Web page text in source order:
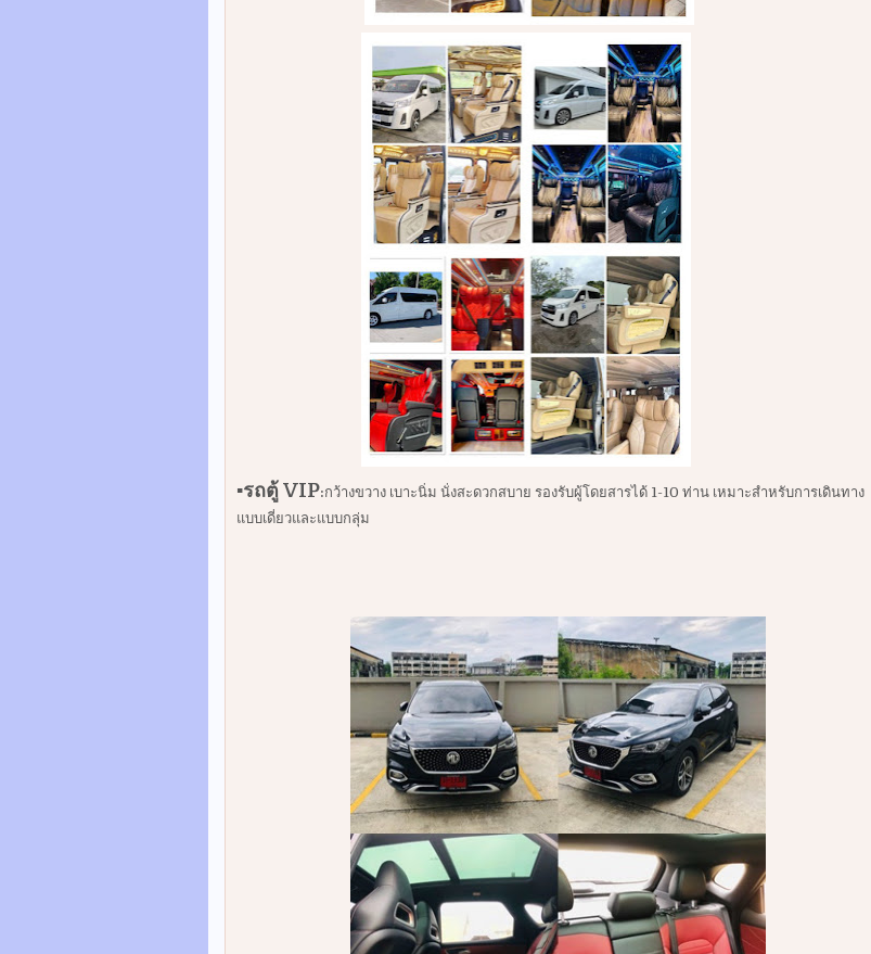
▪️รถตู้ VIP:กว้างขวาง เบาะนิ่ม นั่งสะดวกสบาย รองรับผู้โดยสารได้ 1-10 ท่าน เหมาะสำหรับการเดินทาง
แบบเดี่ยวและแบบกลุ่ม